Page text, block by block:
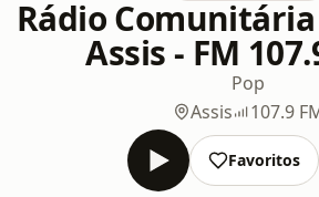
Rádio
Assis - FM
Pop
Assis
107.9
Favoritos